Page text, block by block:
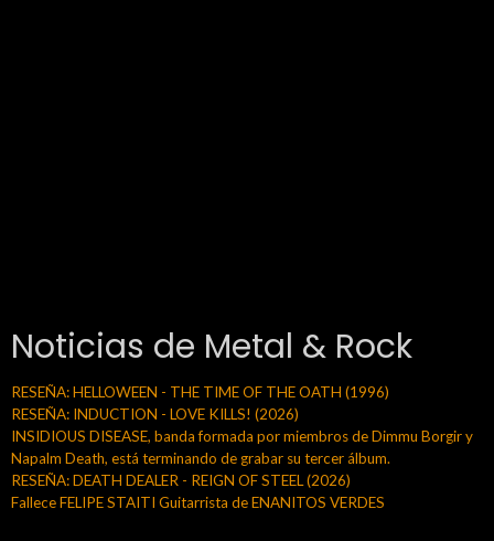
Noticias de Metal & Rock
RESEÑA: HELLOWEEN - THE TIME OF THE OATH (1996)
RESEÑA: INDUCTION - LOVE KILLS! (2026)
INSIDIOUS DISEASE, banda formada por miembros de Dimmu Borgir y
Napalm Death, está terminando de grabar su tercer álbum.
RESEÑA: DEATH DEALER - REIGN OF STEEL (2026)
Fallece FELIPE STAITI Guitarrista de ENANITOS VERDES